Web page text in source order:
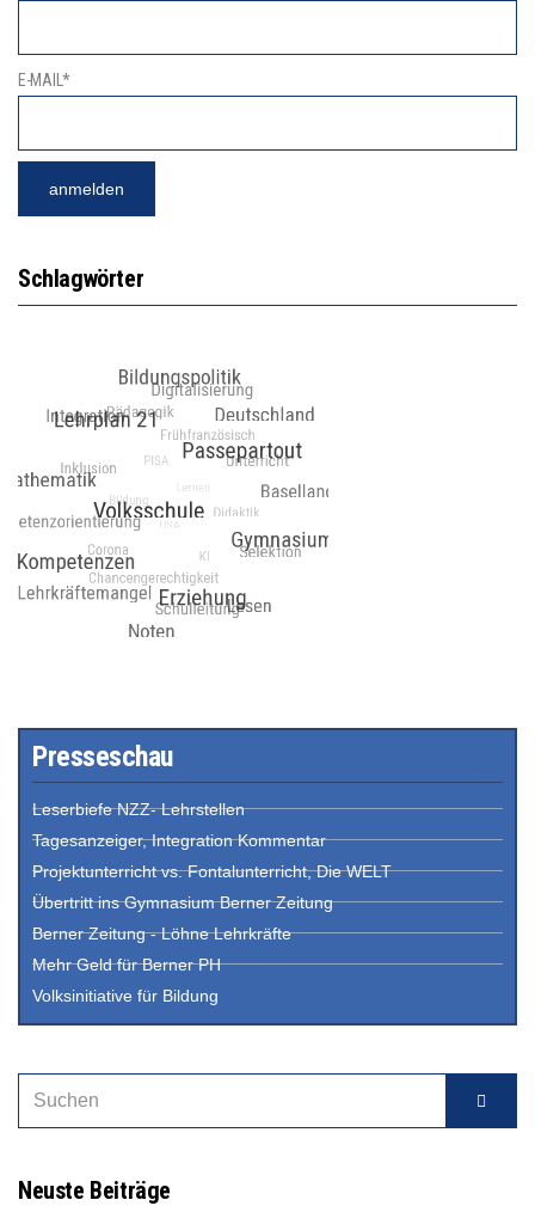
E-MAIL*
Schlagwörter
Presseschau
Leserbiefe NZZ- Lehrstellen
Tagesanzeiger, Integration Kommentar
Projektunterricht vs. Fontalunterricht, Die WELT
Übertritt ins Gymnasium Berner Zeitung
Berner Zeitung - Löhne Lehrkräfte
Mehr Geld für Berner PH
Volksinitiative für Bildung
Neuste Beiträge